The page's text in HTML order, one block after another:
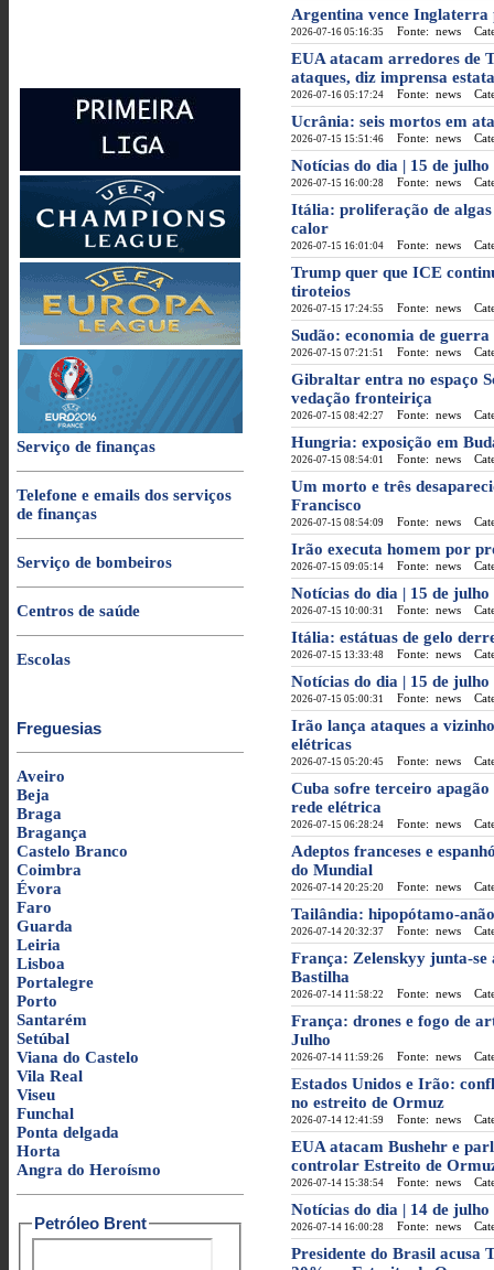
Serviço de finanças
Telefone e emails dos serviços
de finanças
Serviço de bombeiros
Centros de saúde
Escolas
Freguesias
Aveiro
Beja
Braga
Bragança
Castelo Branco
Coimbra
Évora
Faro
Guarda
Leiria
Lisboa
Portalegre
Porto
Santarém
Setúbal
Viana do Castelo
Vila Real
Viseu
Funchal
Ponta delgada
Horta
Angra do Heroísmo
Petróleo Brent
Argentina vence Inglaterra
2026-07-16 05:16:35 Fonte: news
EUA atacam arredores de
ataques, diz imprensa
2026-07-16 05:17:24 Fonte: news
Ucrânia: seis mortos em
2026-07-15 15:51:46 Fonte: news
Notícias do dia | 15 de
2026-07-15 16:00:28 Fonte: news
Itália: proliferação de algas
calor
2026-07-15 16:01:04 Fonte: news
Trump quer que ICE
tiroteios
2026-07-15 17:24:55 Fonte: news
Sudão: economia de
2026-07-15 07:21:51 Fonte: news
Gibraltar entra no espaço
vedação fronteiriça
2026-07-15 08:42:27 Fonte: news
Hungria: exposição em
2026-07-15 08:54:01 Fonte: news
Um morto e três
Francisco
2026-07-15 08:54:09 Fonte: news
Irão executa homem por
2026-07-15 09:05:14 Fonte: news
Notícias do dia | 15 de
2026-07-15 10:00:31 Fonte: news
Itália: estátuas de gelo
2026-07-15 13:33:48 Fonte: news
Notícias do dia | 15 de
2026-07-15 05:00:31 Fonte: news
Irão lança ataques a
elétricas
2026-07-15 05:20:45 Fonte: news
Cuba sofre terceiro apagão
rede elétrica
2026-07-15 06:28:24 Fonte: news
Adeptos franceses e
do Mundial
2026-07-14 20:25:20 Fonte: news
Tailândia: hipopótamo-
2026-07-14 20:32:37 Fonte: news
França: Zelenskyy junta-se
Bastilha
2026-07-14 11:58:22 Fonte: news
França: drones e fogo de
Julho
2026-07-14 11:59:26 Fonte: news
Estados Unidos e Irão:
no estreito de Ormuz
2026-07-14 12:41:59 Fonte: news
EUA atacam Bushehr e
controlar Estreito de
2026-07-14 15:38:54 Fonte: news
Notícias do dia | 14 de
2026-07-14 16:00:28 Fonte: news
Presidente do Brasil